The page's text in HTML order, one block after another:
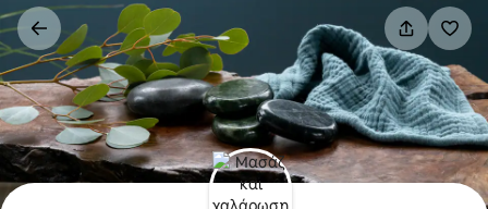
Μετάβαση
στο
περιεχόμενο